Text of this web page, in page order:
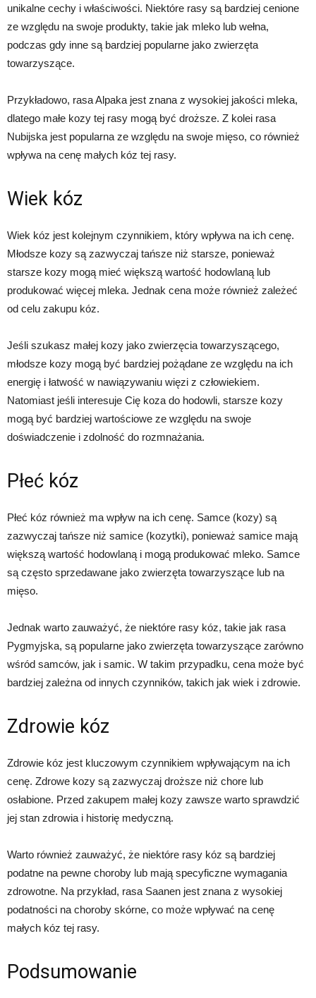
unikalne cechy i właściwości. Niektóre rasy są bardziej cenione
ze względu na swoje produkty, takie jak mleko lub wełna,
podczas gdy inne są bardziej popularne jako zwierzęta
towarzyszące.
Przykładowo, rasa Alpaka jest znana z wysokiej jakości mleka,
dlatego małe kozy tej rasy mogą być droższe. Z kolei rasa
Nubijska jest popularna ze względu na swoje mięso, co również
wpływa na cenę małych kóz tej rasy.
Wiek kóz
Wiek kóz jest kolejnym czynnikiem, który wpływa na ich cenę.
Młodsze kozy są zazwyczaj tańsze niż starsze, ponieważ
starsze kozy mogą mieć większą wartość hodowlaną lub
produkować więcej mleka. Jednak cena może również zależeć
od celu zakupu kóz.
Jeśli szukasz małej kozy jako zwierzęcia towarzyszącego,
młodsze kozy mogą być bardziej pożądane ze względu na ich
energię i łatwość w nawiązywaniu więzi z człowiekiem.
Natomiast jeśli interesuje Cię koza do hodowli, starsze kozy
mogą być bardziej wartościowe ze względu na swoje
doświadczenie i zdolność do rozmnażania.
Płeć kóz
Płeć kóz również ma wpływ na ich cenę. Samce (kozy) są
zazwyczaj tańsze niż samice (kozytki), ponieważ samice mają
większą wartość hodowlaną i mogą produkować mleko. Samce
są często sprzedawane jako zwierzęta towarzyszące lub na
mięso.
Jednak warto zauważyć, że niektóre rasy kóz, takie jak rasa
Pygmyjska, są popularne jako zwierzęta towarzyszące zarówno
wśród samców, jak i samic. W takim przypadku, cena może być
bardziej zależna od innych czynników, takich jak wiek i zdrowie.
Zdrowie kóz
Zdrowie kóz jest kluczowym czynnikiem wpływającym na ich
cenę. Zdrowe kozy są zazwyczaj droższe niż chore lub
osłabione. Przed zakupem małej kozy zawsze warto sprawdzić
jej stan zdrowia i historię medyczną.
Warto również zauważyć, że niektóre rasy kóz są bardziej
podatne na pewne choroby lub mają specyficzne wymagania
zdrowotne. Na przykład, rasa Saanen jest znana z wysokiej
podatności na choroby skórne, co może wpływać na cenę
małych kóz tej rasy.
Podsumowanie